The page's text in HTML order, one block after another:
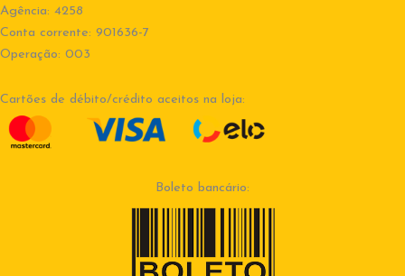
Agência: 4258
Conta corrente: 901636-7
Operação: 003
Cartões de débito/crédito aceitos na loja:
Boleto bancário: